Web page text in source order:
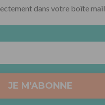
dans votre boîte mail.
JE M'ABONNE